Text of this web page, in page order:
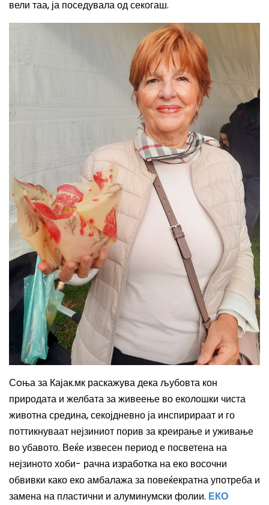
вели таа, ја поседувала од секогаш.
Сoња за Кајак.мк раскажува дека љубовта кон
природата и желбата за живеење во еколошки чиста
животна средина, секојдневно ја инспирираат и го
поттикнуваат нејзиниот порив за креирање и уживање
во убавото. Веќе извесен периоде посветена на
нејзинотохоби- рачна изработка на еко восочни
обвивки како еко амбалажа за повеќекратна употреба и
замена на пластични и алуминумски фолии. ЕКО